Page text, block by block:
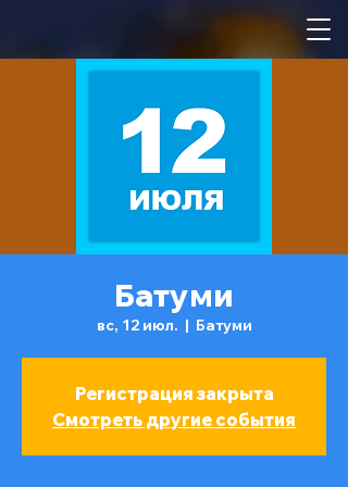
Батуми
вс, 12 июл.
  |
Батуми
Регистрация закрыта
Смотреть другие события